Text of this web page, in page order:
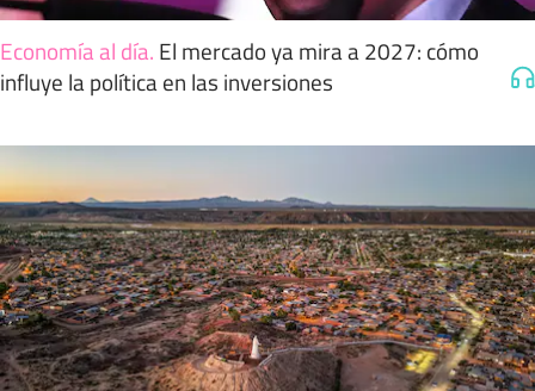
Economía al día. El mercado ya mira a 2027: cómo
influye la política en las inversiones